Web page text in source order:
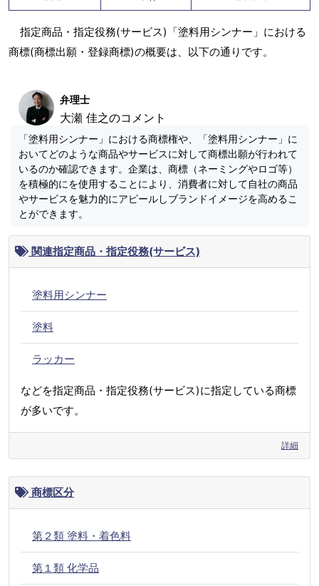
指定商品・指定役務(サービス)「塗料用シンナー」における
商標(商標出願・登録商標)の概要は、以下の通りです。
弁理士
大瀬 佳之のコメント
「塗料用シンナー」における商標権や、「塗料用シンナー」に
おいてどのような商品やサービスに対して商標出願が行われて
いるのか確認できます。企業は、商標（ネーミングやロゴ等）
を積極的にを使用することにより、消費者に対して自社の商品
やサービスを魅力的にアピールしブランドイメージを高めるこ
とができます。
関連指定商品・指定役務(サービス)
塗料用シンナー
塗料
ラッカー
などを指定商品・指定役務(サービス)に指定している商標
が多いです。
詳細
商標区分
第２類 塗料・着色料
第１類 化学品